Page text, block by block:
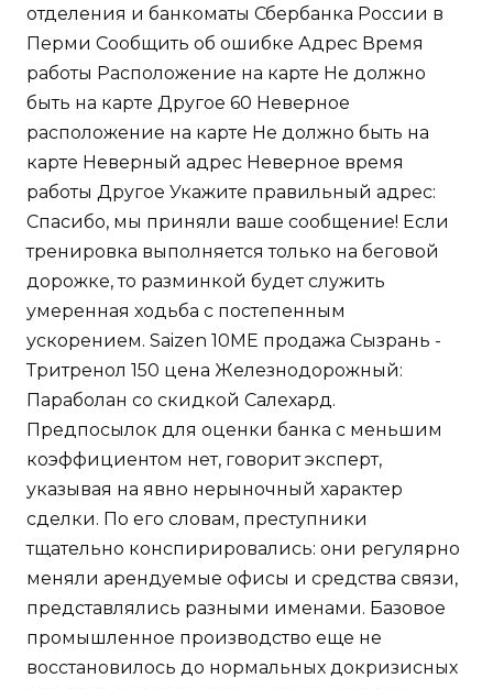
отделения и банкоматы Сбербанка России в
Перми Сообщить об ошибке Адрес Время
работы Расположение на карте Не должно
быть на карте Другое 60 Неверное
расположение на карте Не должно быть на
карте Неверный адрес Неверное время
работы Другое Укажите правильный адрес:
Спасибо, мы приняли ваше сообщение! Если
тренировка выполняется только на беговой
дорожке, то разминкой будет служить
умеренная ходьба с постепенным
ускорением. Saizen 10ME продажа Сызрань -
Тритренол 150 цена Железнодорожный:
Параболан со скидкой Салехард.
Предпосылок для оценки банка с меньшим
коэффициентом нет, говорит эксперт,
указывая на явно нерыночный характер
сделки. По его словам, преступники
тщательно конспирировались: они регулярно
меняли арендуемые офисы и средства связи,
представлялись разными именами. Базовое
промышленное производство еще не
восстановилось до нормальных докризисных